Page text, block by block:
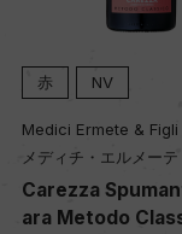
35年
砂質
赤 NV
Medici Ermete & Figli
メディチ・エルメーテ
Carezza
ara Metodo